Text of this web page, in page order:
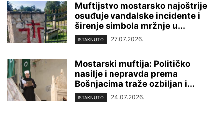
Muftijstvo mostarsko najoštrije
osuđuje vandalske incidente i
širenje simbola mržnje u...
ISTAKNUTO 27.07.2026.
Mostarski muftija: Političko
nasilje i nepravda prema
Bošnjacima traže ozbiljan i...
ISTAKNUTO 24.07.2026.